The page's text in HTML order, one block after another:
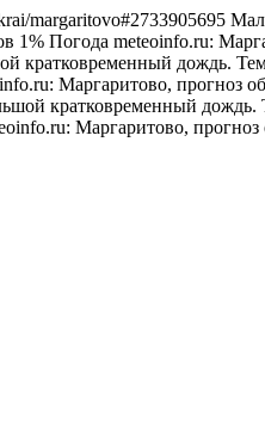
margaritovo#2733905695
1% Погода meteoinfo.ru:
кратковременный дождь.
Маргаритово, прогноз
кратковременный дождь.
Маргаритово,